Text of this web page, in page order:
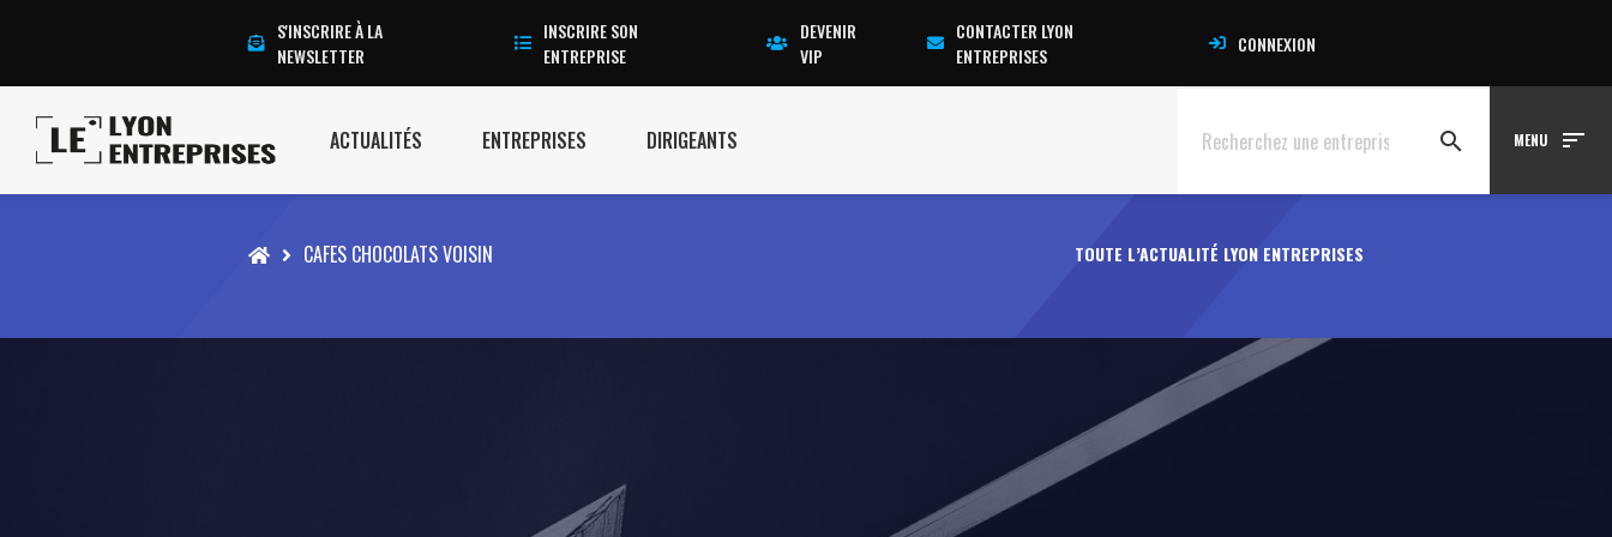
S'INSCRIRE À LA
NEWSLETTER
INSCRIRE SON
ENTREPRISE
DEVENIR
VIP
CONTACTER LYON
ENTREPRISES
CONNEXION
ACTUALITÉS ENTREPRISES DIRIGEANTS search MENU sort
Accueil CAFES CHOCOLATS VOISIN TOUTE L’ACTUALITÉ LYON ENTREPRISES